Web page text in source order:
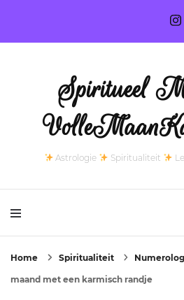
Spiritueel
Astrologie Spiritualiteit
Home Spiritualiteit
maand met een karmisch randje